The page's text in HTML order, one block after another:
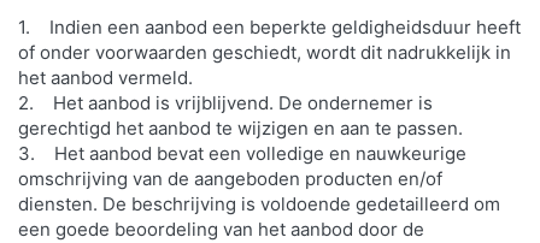
1. Indien een aanbod een beperkte geldigheidsduur heeft
of onder voorwaarden geschiedt, wordt dit nadrukkelijk in
het aanbod vermeld.
2. Het aanbod is vrijblijvend. De ondernemer is
gerechtigd het aanbod te wijzigen en aan te passen.
3. Het aanbod bevat een volledige en nauwkeurige
omschrijving van de aangeboden producten en/of
diensten. De beschrijving is voldoende gedetailleerd om
een goede beoordeling van het aanbod door de